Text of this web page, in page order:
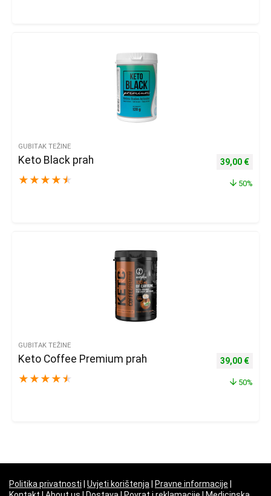
GUBITAK TEŽINE
Keto Black prah
★ ★ ★ ★ ★
Izvorna
39,00 €
50%
GUBITAK TEŽINE
Keto Coffee Premium prah
★ ★ ★ ★ ★
Izvorna
39,00 €
50%
Politika privatnosti | Uvjeti korištenja | Pravne informacije |